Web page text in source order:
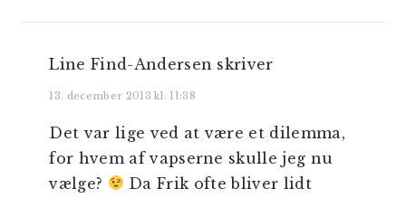
Line Find-Andersen skriver
13. december 2013 kl. 11:38
Det var lige ved at være et dilemma,
for hvem af vapserne skulle jeg nu
vælge?
Da Frik ofte bliver lidt